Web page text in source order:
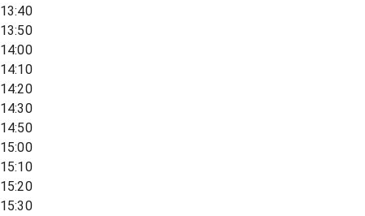
13:40
13:50
14:00
14:10
14:20
14:30
14:50
15:00
15:10
15:20
15:30